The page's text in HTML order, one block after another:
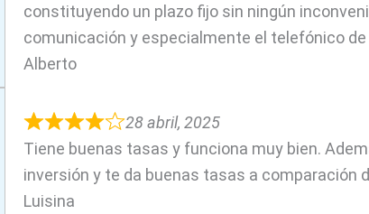
constituyendo un plazo fijo sin ningún
comunicación y especialmente el telefónico
Alberto
28 abril, 2025
Tiene buenas tasas y funciona muy bien.
inversión y te da buenas tasas a comparación
Luisina